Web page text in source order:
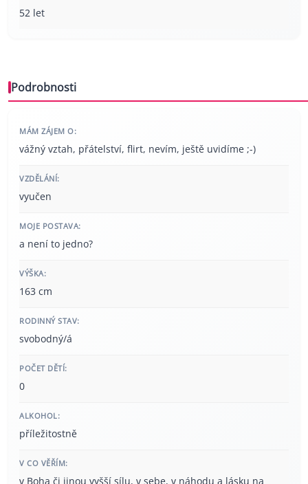
52 let
Podrobnosti
MÁM ZÁJEM O:
vážný vztah, přátelství, flirt, nevím, ještě uvidíme ;-)
VZDĚLÁNÍ:
vyučen
MOJE POSTAVA:
a není to jedno?
VÝŠKA:
163 cm
RODINNÝ STAV:
svobodný/á
POČET DĚTÍ:
0
ALKOHOL:
příležitostně
V CO VĚŘÍM:
v Boha či jinou vyšší sílu, v sebe, v náhodu a lásku na